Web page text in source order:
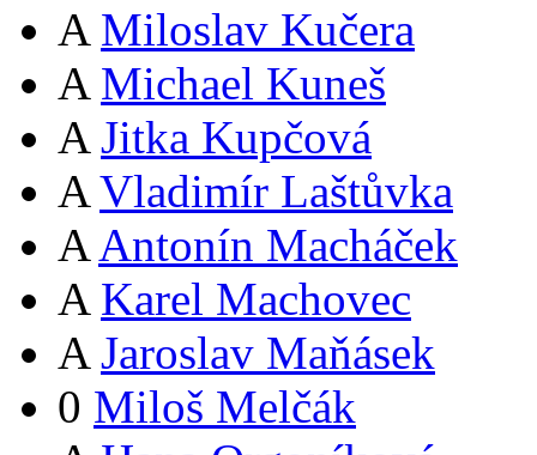
A Miloslav Kučera
A Michael Kuneš
A Jitka Kupčová
A Vladimír Laštůvka
A Antonín Macháček
A Karel Machovec
A Jaroslav Maňásek
0 Miloš Melčák